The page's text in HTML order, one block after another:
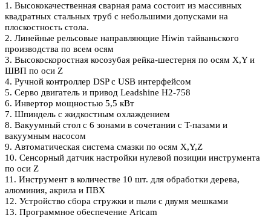
1. Высококачественная сварная рама состоит из массивных
квадратных стальных труб с небольшими допусками на
плоскостность стола.
2. Линейные рельсовые направляющие Hiwin тайваньского
производства по всем осям
3. Высокоскоростная косозубая рейка-шестерня по осям X,Y и
ШВП по оси Z
4. Ручной контроллер DSP с USB интерфейсом
5. Серво двигатель и привод Leadshine H2-758
6. Инвертор мощностью 5,5 кВт
7. Шпиндель с жидкостным охлаждением
8. Вакуумный стол с 6 зонами в сочетании с T-пазами и
вакуумным насосом
9. Автоматическая система смазки по осям X,Y,Z
10. Сенсорный датчик настройки нулевой позиции инструмента
по оси Z
11. Инструмент в количестве 10 шт. для обработки дерева,
алюминия, акрила и ПВХ
12. Устройство сбора стружки и пыли с двумя мешками
13. Программное обеспечение Artcam